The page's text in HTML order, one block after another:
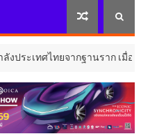
เทศไทยจากฐานราก เมื่อเทคโ